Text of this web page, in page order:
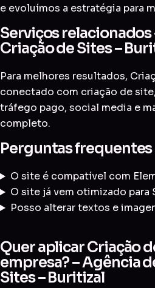
e evoluímos a estratégia para
Serviços relacionados
Criação de Sites –
Para melhores resultados,
conectado com criação de site,
tráfego pago, social media e
completo.
Perguntas frequentes
O site é compatível com
O site já vem otimizado para
Posso alterar textos e
Quer aplicar Criação
empresa? – Agência
Sites – Buritizal